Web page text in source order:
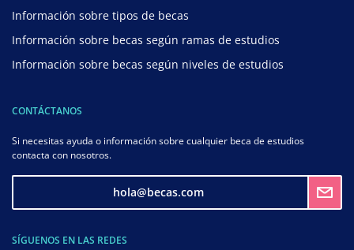
Información sobre tipos de becas
Información sobre becas según ramas de estudios
Información sobre becas según niveles de estudios
CONTÁCTANOS
Si necesitas ayuda o información sobre cualquier beca de estudios
contacta con nosotros.
hola@becas.com
SÍGUENOS EN LAS REDES